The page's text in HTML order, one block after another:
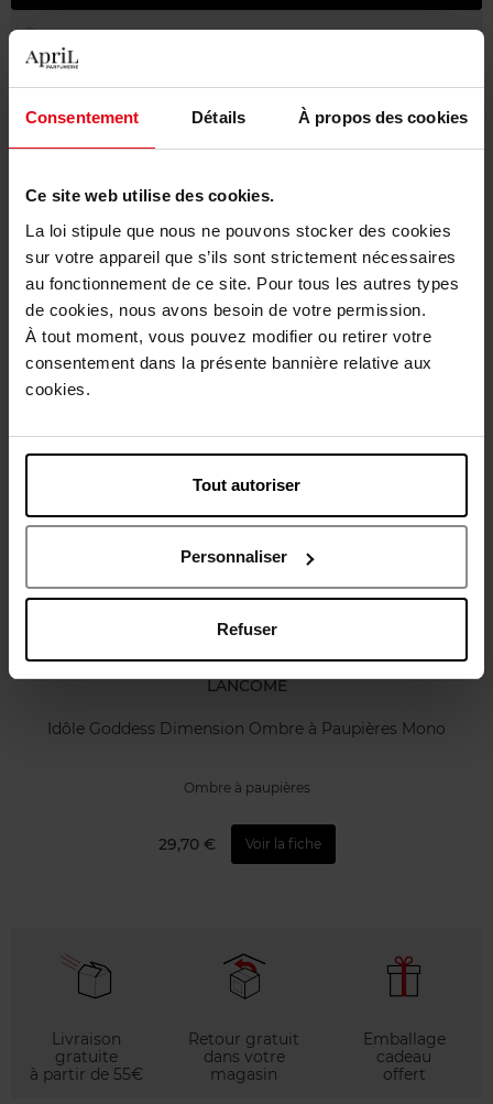
Consentement Détails À propos des cookies
Ce site web utilise des cookies.
La loi stipule que nous ne pouvons stocker des cookies
sur votre appareil que s’ils sont strictement nécessaires
au fonctionnement de ce site. Pour tous les autres types
de cookies, nous avons besoin de votre permission.
À tout moment, vous pouvez modifier ou retirer votre
consentement dans la présente bannière relative aux
cookies.
Tout autoriser
Personnaliser
Refuser
Livraison gratuite à partir de 55€
Retour gratuit dans votre magasin
Emballage cadeau offert
Description
Caractéristiques
Avis client
Vous aimerez peut-être
LANCOME
Idôle Goddess Dimension Ombre à Paupières Mono
Ombre à paupières
29,70 € Voir la fiche
Livraison
gratuite
à partir de 55€
Retour gratuit
dans votre
magasin
Emballage
cadeau
offert